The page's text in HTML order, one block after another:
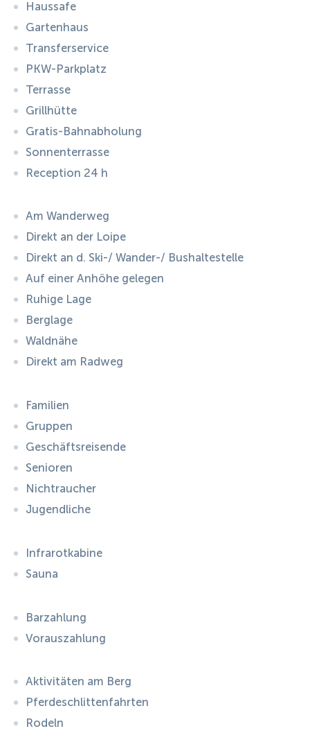
Haussafe
Gartenhaus
Transferservice
PKW-Parkplatz
Terrasse
Grillhütte
Gratis-Bahnabholung
Sonnenterrasse
Reception 24 h
Am Wanderweg
Direkt an der Loipe
Direkt an d. Ski-/ Wander-/ Bushaltestelle
Auf einer Anhöhe gelegen
Ruhige Lage
Berglage
Waldnähe
Direkt am Radweg
Familien
Gruppen
Geschäftsreisende
Senioren
Nichtraucher
Jugendliche
Infrarotkabine
Sauna
Barzahlung
Vorauszahlung
Aktivitäten am Berg
Pferdeschlittenfahrten
Rodeln